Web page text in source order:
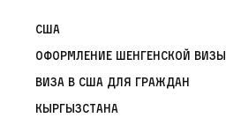
США
Оформление шенгенской визы
Виза в США для граждан
Кыргызстана